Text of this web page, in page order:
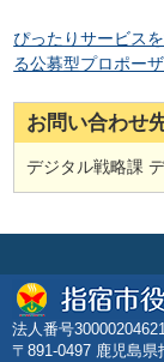
ぴったりサービス
る公募型プロポー
お問い合わせ
デジタル戦略課
法人番号
〒891-0497 鹿児島県